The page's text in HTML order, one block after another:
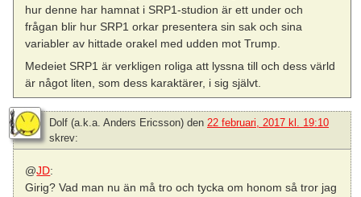
hur denne har hamnat i SRP1-studion är ett under och
frågan blir hur SRP1 orkar presentera sin sak och sina
variabler av hittade orakel med udden mot Trump.
Medeiet SRP1 är verkligen roliga att lyssna till och dess värld
är något liten, som dess karaktärer, i sig självt.
Dolf (a.k.a. Anders Ericsson) den 22 februari, 2017 kl. 19:10
skrev:
@JD:
Girig? Vad man nu än må tro och tycka om honom så tror jag